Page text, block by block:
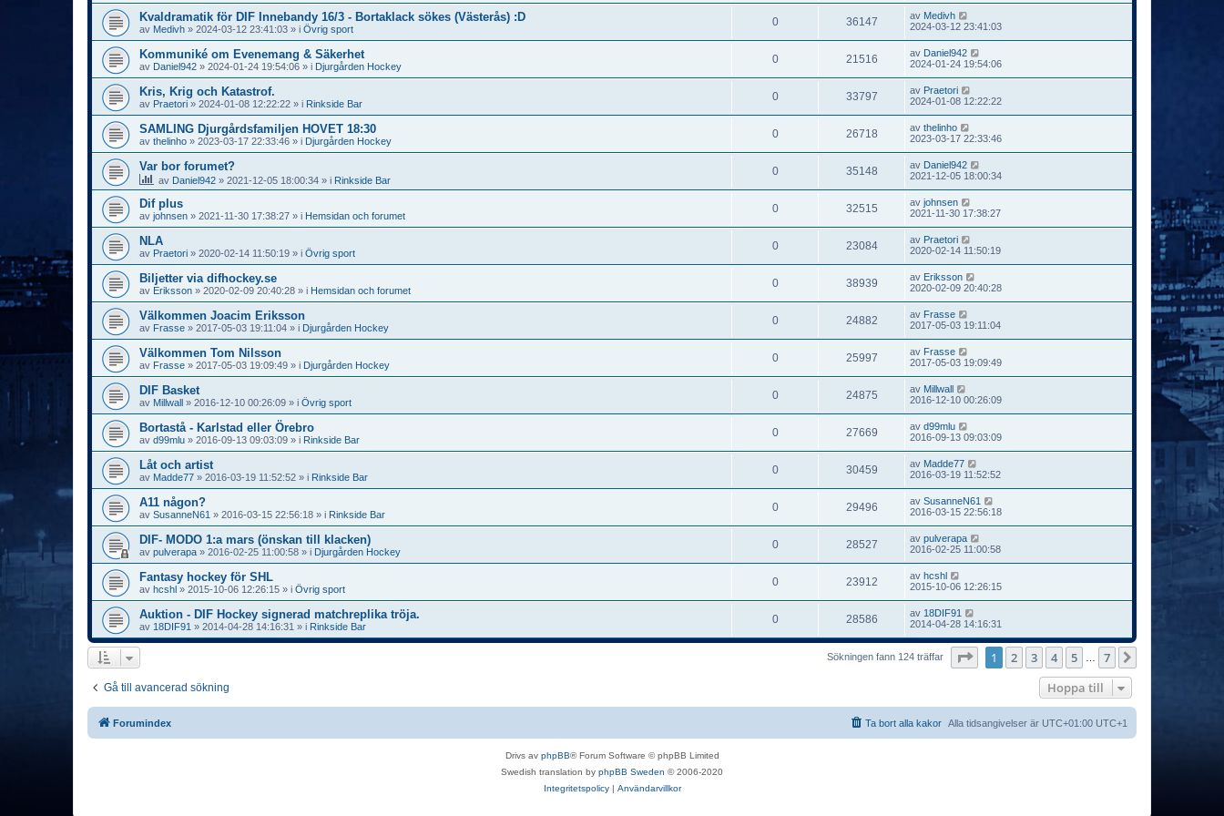
Kvaldramatik för DIF Innebandy 16/3 - Bortaklack sökes (Västerås) :D
av Medivh » 2024-03-12 23:41:03 » i Övrig sport
0 36147 av Medivh
2024-03-12 23:41:03
Kommuniké om Evenemang & Säkerhet
av Daniel942 » 2024-01-24 19:54:06 » i Djurgården Hockey
0 21516 av Daniel942
2024-01-24 19:54:06
Kris, Krig och Katastrof.
av Praetori » 2024-01-08 12:22:22 » i Rinkside Bar
0 33797 av Praetori
2024-01-08 12:22:22
SAMLING Djurgårdsfamiljen HOVET 18:30
av thelinho » 2023-03-17 22:33:46 » i Djurgården Hockey
0 26718 av thelinho
2023-03-17 22:33:46
Var bor forumet?
av Daniel942 » 2021-12-05 18:00:34 » i Rinkside Bar
0 35148 av Daniel942
2021-12-05 18:00:34
Dif plus
av johnsen » 2021-11-30 17:38:27 » i Hemsidan och forumet
0 32515 av johnsen
2021-11-30 17:38:27
NLA
av Praetori » 2020-02-14 11:50:19 » i Övrig sport
0 23084 av Praetori
2020-02-14 11:50:19
Biljetter via difhockey.se
av Eriksson » 2020-02-09 20:40:28 » i Hemsidan och forumet
0 38939 av Eriksson
2020-02-09 20:40:28
Välkommen Joacim Eriksson
av Frasse » 2017-05-03 19:11:04 » i Djurgården Hockey
0 24882 av Frasse
2017-05-03 19:11:04
Välkommen Tom Nilsson
av Frasse » 2017-05-03 19:09:49 » i Djurgården Hockey
0 25997 av Frasse
2017-05-03 19:09:49
DIF Basket
av Millwall » 2016-12-10 00:26:09 » i Övrig sport
0 24875 av Millwall
2016-12-10 00:26:09
Bortastå - Karlstad eller Örebro
av d99mlu » 2016-09-13 09:03:09 » i Rinkside Bar
0 27669 av d99mlu
2016-09-13 09:03:09
Låt och artist
av Madde77 » 2016-03-19 11:52:52 » i Rinkside Bar
0 30459 av Madde77
2016-03-19 11:52:52
A11 någon?
av SusanneN61 » 2016-03-15 22:56:18 » i Rinkside Bar
0 29496 av SusanneN61
2016-03-15 22:56:18
DIF- MODO 1:a mars (önskan till klacken)
av pulverapa » 2016-02-25 11:00:58 » i Djurgården Hockey
0 28527 av pulverapa
2016-02-25 11:00:58
Fantasy hockey för SHL
av hcshl » 2015-10-06 12:26:15 » i Övrig sport
0 23912 av hcshl
2015-10-06 12:26:15
Auktion - DIF Hockey signerad matchreplika tröja.
av 18DIF91 » 2014-04-28 14:16:31 » i Rinkside Bar
0 28586 av 18DIF91
2014-04-28 14:16:31
Sökningen fann 124 träffar Sida av 7
1 2 3 4 5 7
Gå till avancerad sökning Hoppa till
Forumindex Alla tidsangivelser är UTC+01:00 UTC+1
Ta bort alla kakor
Drivs av phpBB® Forum Software © phpBB Limited
Swedish translation by phpBB Sweden © 2006-2020
Integritetspolicy| Användarvillkor